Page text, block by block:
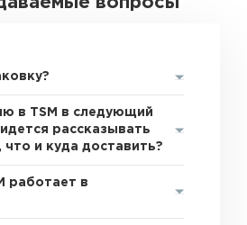
в TSM в следующий
рассказывать
что и куда доставить?
работает в